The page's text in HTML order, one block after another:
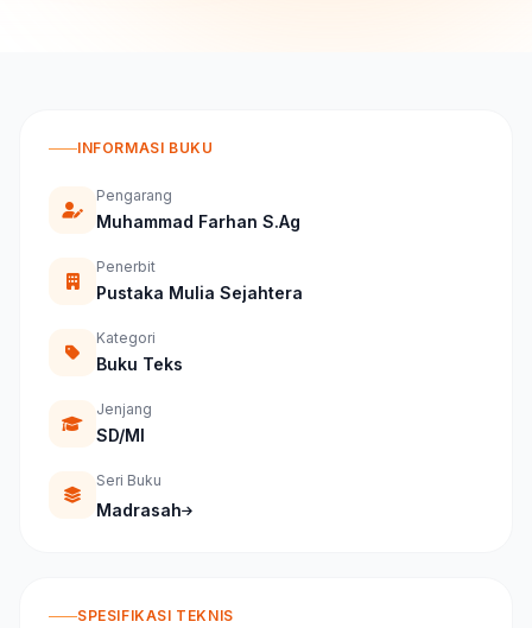
INFORMASI BUKU
Pengarang
Muhammad Farhan S.Ag
Penerbit
Pustaka Mulia Sejahtera
Kategori
Buku Teks
Jenjang
SD/MI
Seri Buku
Madrasah
SPESIFIKASI TEKNIS